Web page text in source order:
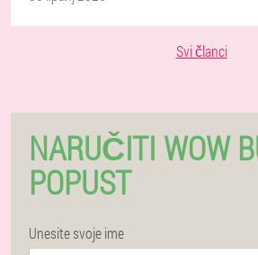
Svi članci
NARUČITI WOW
POPUST
Unesite svoje ime